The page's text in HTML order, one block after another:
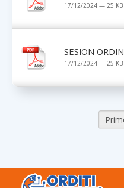
17/12/2024 — 25 KB
SESION
17/12/2024 — 25 KB